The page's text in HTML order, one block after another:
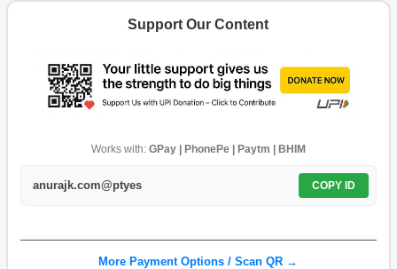
Support Our Content
Works with: GPay | PhonePe | Paytm | BHIM
anurajk.com@ptyes COPY ID
More Payment Options / Scan QR →